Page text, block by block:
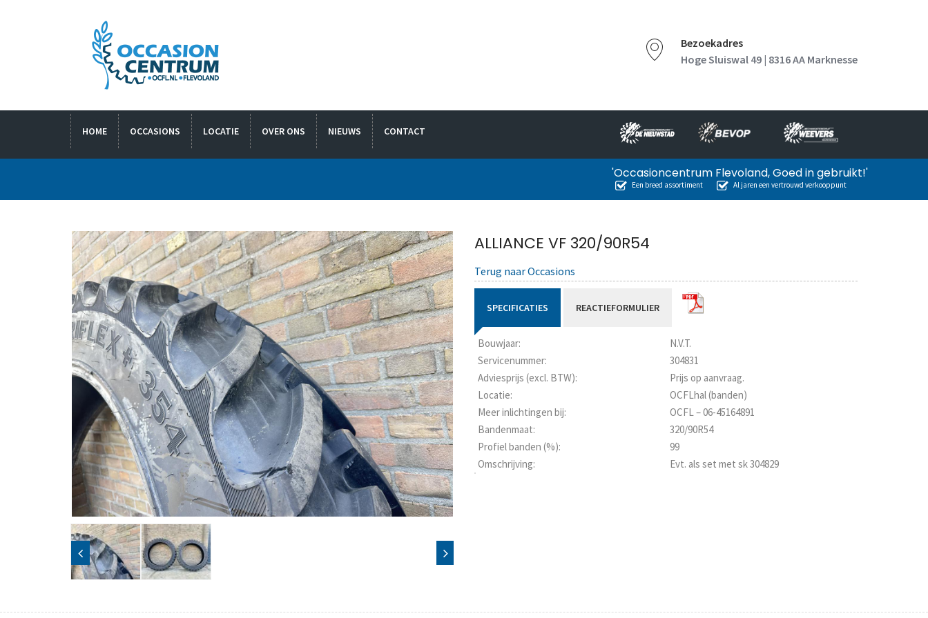
Bezoekadres
Hoge Sluiswal 49 | 8316 AA Marknesse
HOME OCCASIONS LOCATIE OVER ONS NIEUWS CONTACT
'Occasioncentrum Flevoland, Goed in gebruikt!'
Een breed assortiment Al jaren een vertrouwd verkooppunt
ALLIANCE VF 320/90R54
Terug naar Occasions
SPECIFICATIES REACTIEFORMULIER
Bouwjaar:
N.V.T.
Servicenummer:
304831
Adviesprijs (excl. BTW):
Prijs op aanvraag.
Locatie:
OCFLhal (banden)
Meer inlichtingen bij:
OCFL – 06-45164891
Bandenmaat:
320/90R54
Profiel banden (%):
99
Omschrijving:
Evt. als set met sk 304829